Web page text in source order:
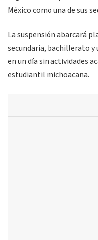
México como una de sus
La suspensión abarcará
secundaria, bachillerato y
en un día sin actividades
estudiantil michoacana.